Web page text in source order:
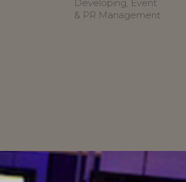
Developing, Event
& PR Management